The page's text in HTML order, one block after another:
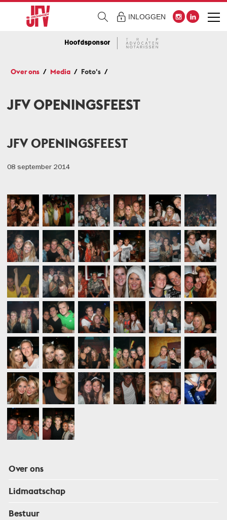
INLOGGEN
Hoofdsponsor
Over ons Media Foto's
Over ons
Lidmaatschap
Bestuur
JFV OPENINGSFEEST
JFV OPENINGSFEEST
08 september 2014